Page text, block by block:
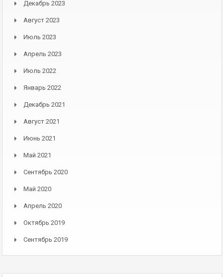
Декабрь 2023
Август 2023
Июль 2023
Апрель 2023
Июль 2022
Январь 2022
Декабрь 2021
Август 2021
Июнь 2021
Май 2021
Сентябрь 2020
Май 2020
Апрель 2020
Октябрь 2019
Сентябрь 2019